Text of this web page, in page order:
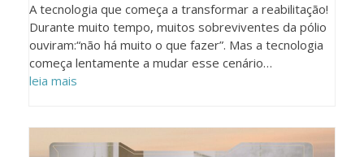
A tecnologia que começa a transformar a reabilitação!
Durante muito tempo, muitos sobreviventes da pólio
ouviram:“não há muito o que fazer”. Mas a tecnologia
começa lentamente a mudar esse cenário…
leia mais